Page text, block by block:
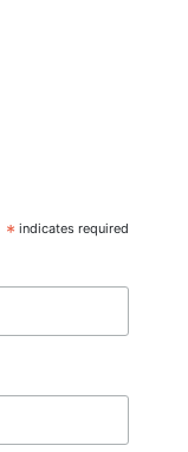
* indicates required